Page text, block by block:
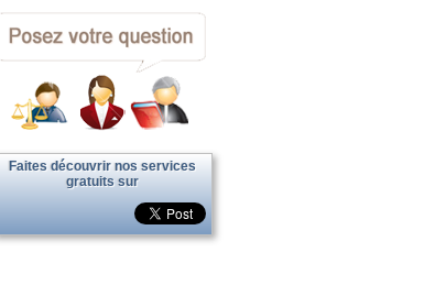
Faites découvrir nos services
gratuits sur